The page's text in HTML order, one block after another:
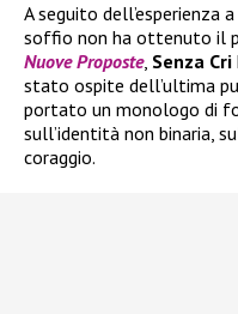
A seguito dell’esperienza a
soffio non ha ottenuto il
Nuove Proposte, Senza Cri
stato ospite dell’ultima
portato un monologo di
sull’identità non binaria,
coraggio.